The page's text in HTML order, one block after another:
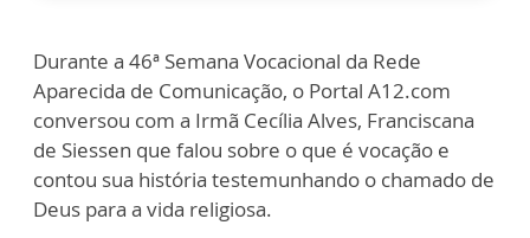
Durante a 46ª Semana Vocacional da Rede
Aparecida de Comunicação, o Portal A12.com
conversou com a Irmã Cecília Alves, Franciscana
de Siessen que falou sobre o que é vocação e
contou sua história testemunhando o chamado de
Deus para a vida religiosa.